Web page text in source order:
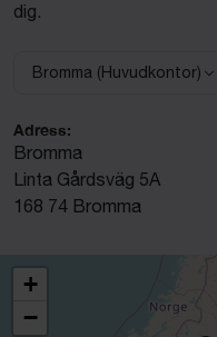
dig.
Välj anläggning:
Bromma (Huvudkontor)
Adress:
Bromma
Linta Gårdsväg 5A
168 74 Bromma
+
−